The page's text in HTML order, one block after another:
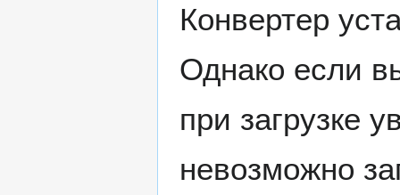
Конвертер
Однако если
при загрузке
невозможно